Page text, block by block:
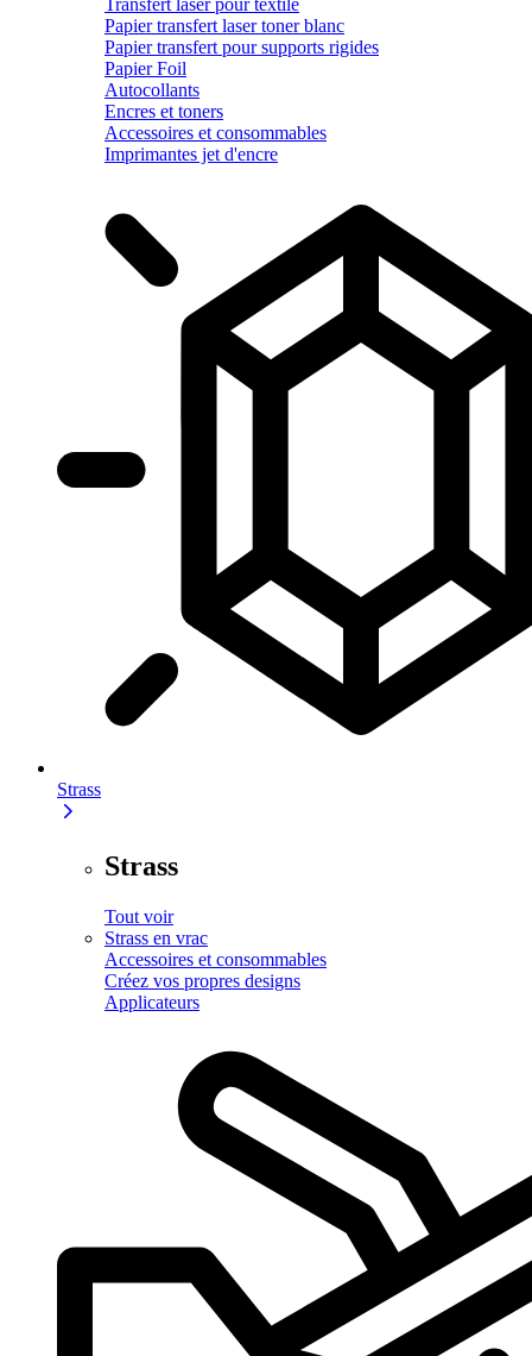
Papier transfert laser toner blanc
Papier transfert pour supports rigides
Papier Foil
Autocollants
Encres et toners
Accessoires et consommables
Imprimantes jet d'encre
Strass
Strass
Tout voir
Strass en vrac
Accessoires et consommables
Créez vos propres designs
Applicateurs